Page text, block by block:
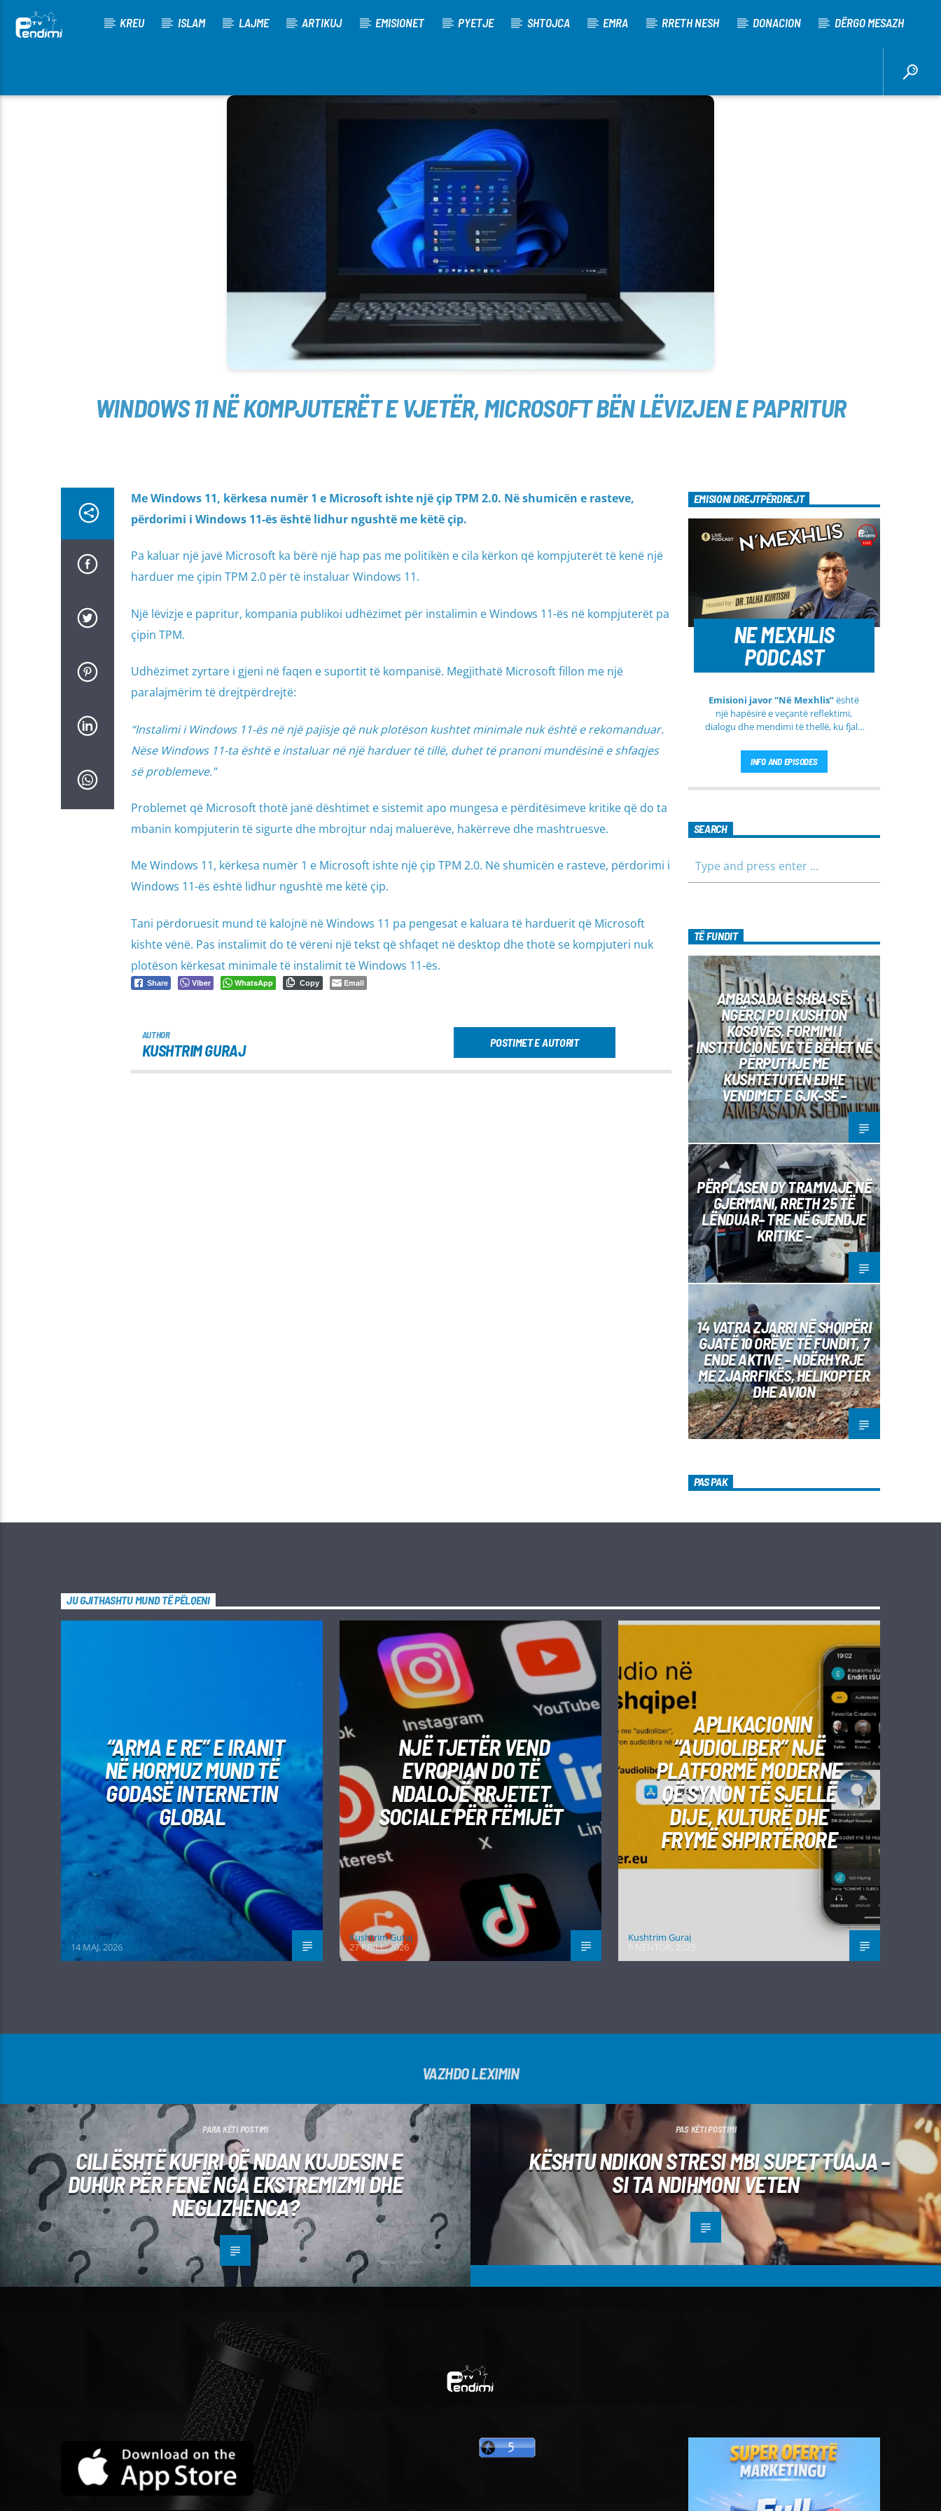
KREU ISLAM LAJME ARTIKUJ EMISIONET PYETJE SHTOJCA EMRA RRETH NESH DONACION DËRGO MESAZH
[There are no radio stations in the database]
WINDOWS 11 NË KOMPJUTERËT E VJETËR, MICROSOFT BËN LËVIZJEN E PAPRITUR
Me Windows 11, kërkesa numër 1 e Microsoft ishte një çip TPM 2.0. Në shumicën e rasteve,
përdorimi i Windows 11-ës është lidhur ngushtë me këtë çip.
Pa kaluar një javë Microsoft ka bërë një hap pas me politikën e cila kërkon që kompjuterët të kenë një
harduer me çipin TPM 2.0 për të instaluar Windows 11.
Një lëvizje e papritur, kompania publikoi udhëzimet për instalimin e Windows 11-ës në kompjuterët pa
çipin TPM.
Udhëzimet zyrtare i gjeni në faqen e suportit të kompanisë. Megjithatë Microsoft fillon me një
paralajmërim të drejtpërdrejtë:
“Instalimi i Windows 11-ës në një pajisje që nuk plotëson kushtet minimale nuk është e rekomanduar.
Nëse Windows 11-ta është e instaluar në një harduer të tillë, duhet të pranoni mundësinë e shfaqjes
së problemeve.”
Problemet që Microsoft thotë janë dështimet e sistemit apo mungesa e përditësimeve kritike që do ta
mbanin kompjuterin të sigurte dhe mbrojtur ndaj maluerëve, hakërreve dhe mashtruesve.
Me Windows 11, kërkesa numër 1 e Microsoft ishte një çip TPM 2.0. Në shumicën e rasteve, përdorimi i
Windows 11-ës është lidhur ngushtë me këtë çip.
Tani përdoruesit mund të kalojnë në Windows 11 pa pengesat e kaluara të harduerit që Microsoft
kishte vënë. Pas instalimit do të vëreni një tekst që shfaqet në desktop dhe thotë se kompjuteri nuk
plotëson kërkesat minimale të instalimit të Windows 11-ës.
Share Viber WhatsApp Copy Email
AUTHOR
KUSHTRIM GURAJ POSTIMET E AUTORIT
EMISIONI DREJTPËRDREJT
NE MEXHLIS
PODCAST
Emisioni javor “Në Mexhlis”është
një hapësirë e veçantë reflektimi,
dialogu dhe mendimi të thellë, ku fjala
kuptim të veçantë. Ky emision
transmetohetdrejtpërdrejt çdo të
formë komunikimi të hapur, të qetë
INFO AND EPISODES
SEARCH
TË FUNDIT
AMBASADA E SHBA-SË:
NGËRÇI PO I KUSHTON
KOSOVËS, FORMIMI I
INSTITUCIONEVE TË BËHET NË
PËRPUTHJE ME
KUSHTETUTËN EDHE
VENDIMET E GJK-SË –
PËRPLASEN DY TRAMVAJE NË
GJERMANI, RRETH 25 TË
LËNDUAR– TRE NË GJENDJE
KRITIKE –
14 VATRA ZJARRI NË SHQIPËRI
GJATË 10 ORËVE TË FUNDIT, 7
ENDE AKTIVE – NDËRHYRJE
ME ZJARRFIKËS, HELIKOPTER
DHE AVION
PAS PAK
JU GJITHASHTU MUND TË PËLQENI
“ARMA E RE” E IRANIT
NË HORMUZ MUND TË
GODASË INTERNETIN
GLOBAL
Kushtrim Guraj
14 MAJ, 2026
NJË TJETËR VEND
EVROPIAN DO TË
NDALOJË RRJETET
SOCIALE PËR FËMIJËT
Kushtrim Guraj
27 PRILL, 2026
APLIKACIONIN
“AUDIOLIBER” NJË
PLATFORMË MODERNE
QË SYNON TË SJELLË
DIJE, KULTURË DHE
FRYMË SHPIRTËRORE
Kushtrim Guraj
VAZHDO LEXIMIN
PARA KËTI POSTIMI
CILI ËSHTË KUFIRI QË NDAN KUJDESIN E
DUHUR PËR FENË NGA EKSTREMIZMI DHE
NEGLIZHENCA?
PAS KËTI POSTIMI
KËSHTU NDIKON STRESI MBI SUPET TUAJA –
SI TA NDIHMONI VETEN